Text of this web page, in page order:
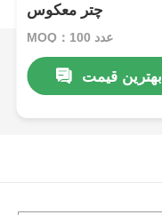
چتر معکوس
MOQ：100 عدد
بهترین قیمت